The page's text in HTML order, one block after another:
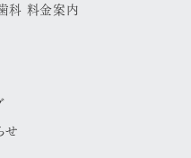
科 料金案内
せ